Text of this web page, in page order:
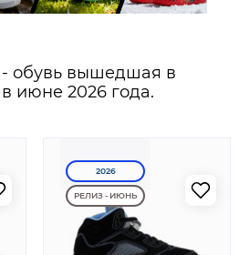
обувь вышедшая в
июне 2026 года.
2026
РЕЛИЗ - ИЮНЬ